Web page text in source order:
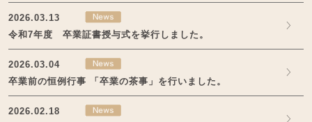
2026.03.13
令和7年度 卒業証書授与式を挙行しました。
2026.03.04
卒業前の恒例行事 「卒業の茶事」を行いました。
2026.02.18